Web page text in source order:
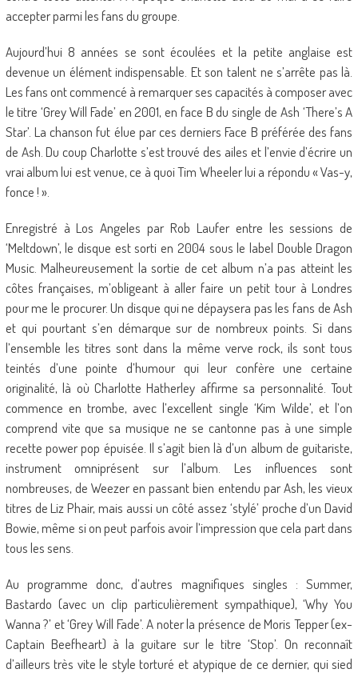
accepter parmi les fans du groupe.
Aujourd’hui 8 années se sont écoulées et la petite anglaise est
devenue un élément indispensable. Et son talent ne s’arrête pas là.
Les fans ont commencé à remarquer ses capacités à composer avec
le titre ‘Grey Will Fade’ en 2001, en face B du single de Ash ‘There’s A
Star’. La chanson fut élue par ces derniers Face B préférée des fans
de Ash. Du coup Charlotte s’est trouvé des ailes et l’envie d’écrire un
vrai album lui est venue, ce à quoi Tim Wheeler lui a répondu « Vas-y,
fonce ! ».
Enregistré à Los Angeles par Rob Laufer entre les sessions de
‘Meltdown’, le disque est sorti en 2004 sous le label Double Dragon
Music. Malheureusement la sortie de cet album n’a pas atteint les
côtes françaises, m’obligeant à aller faire un petit tour à Londres
pour me le procurer. Un disque qui ne dépaysera pas les fans de Ash
et qui pourtant s’en démarque sur de nombreux points. Si dans
l’ensemble les titres sont dans la même verve rock, ils sont tous
teintés d’une pointe d’humour qui leur confère une certaine
originalité, là où Charlotte Hatherley affirme sa personnalité. Tout
commence en trombe, avec l’excellent single ‘Kim Wilde’, et l’on
comprend vite que sa musique ne se cantonne pas à une simple
recette power pop épuisée. Il s’agit bien là d’un album de guitariste,
instrument omniprésent sur l’album. Les influences sont
nombreuses, de Weezer en passant bien entendu par Ash, les vieux
titres de Liz Phair, mais aussi un côté assez ‘stylé’ proche d’un David
Bowie, même si on peut parfois avoir l’impression que cela part dans
tous les sens.
Au programme donc, d’autres magnifiques singles : Summer,
Bastardo (avec un clip particulièrement sympathique), ‘Why You
Wanna ?’ et ‘Grey Will Fade’. A noter la présence de Moris Tepper (ex-
Captain Beefheart) à la guitare sur le titre ‘Stop’. On reconnaît
d’ailleurs très vite le style torturé et atypique de ce dernier, qui sied